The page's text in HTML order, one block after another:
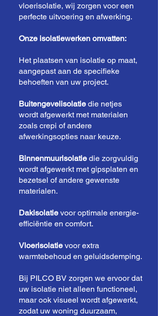
vloerisolatie, wij zorgen voor een
perfecte uitvoering en afwerking.
Onze isolatiewerken omvatten:
Het plaatsen van isolatie op maat,
aangepast aan de specifieke
behoeften van uw project.
Buitengevelisolatie die netjes
wordt afgewerkt met materialen
zoals crepi of andere
afwerkingsopties naar keuze.
Binnenmuurisolatie die zorgvuldig
wordt afgewerkt met gipsplaten en
bezetsel of andere gewenste
materialen.
Dakisolatie voor optimale energie-
efficiëntie en comfort.
Vloerisolatie voor extra
warmtebehoud en geluidsdemping.
Bij PILCO BV zorgen we ervoor dat
uw isolatie niet alleen functioneel,
maar ook visueel wordt afgewerkt,
zodat uw woning duurzaam,